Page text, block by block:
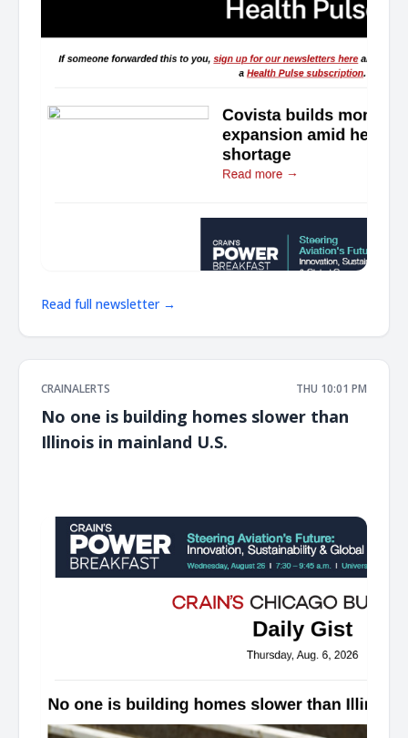
Read full newsletter →
CRAINALERTS THU 10:01 PM
No one is building homes slower than
Illinois in mainland U.S.